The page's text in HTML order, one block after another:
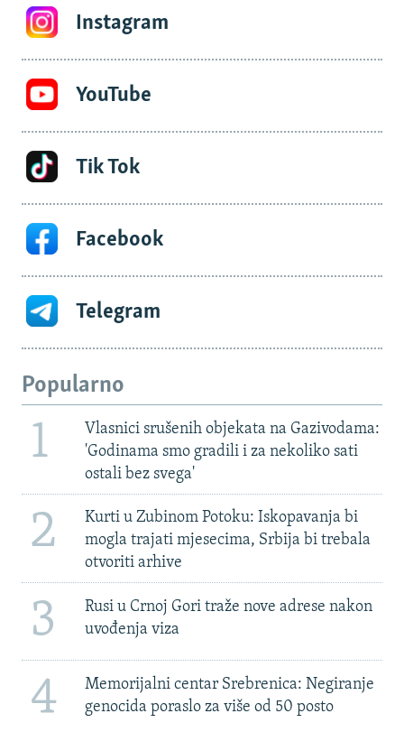
Instagram
YouTube
Tik Tok
Facebook
Telegram
Popularno
1
Vlasnici srušenih objekata na Gazivodama:
'Godinama smo gradili i za nekoliko sati
ostali bez svega'
2
Kurti u Zubinom Potoku: Iskopavanja bi
mogla trajati mjesecima, Srbija bi trebala
otvoriti arhive
3
Rusi u Crnoj Gori traže nove adrese nakon
uvođenja viza
4
Memorijalni centar Srebrenica: Negiranje
genocida poraslo za više od 50 posto